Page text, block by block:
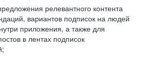
релевантного контента
вариантов подписок на людей
приложения, а также для
в лентах подписок